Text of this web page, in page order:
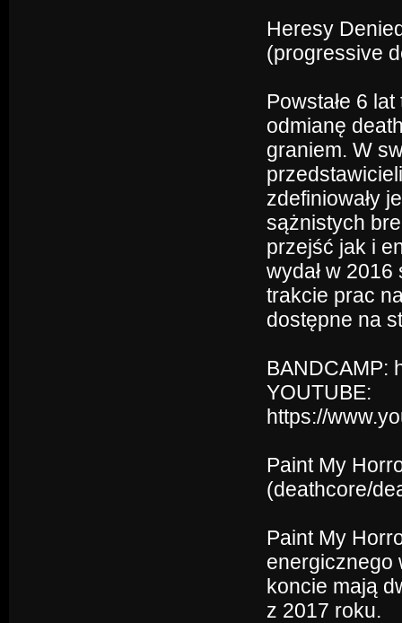
Heresy
(progressive
Powstałe 6
odmianę
graniem. W
zdefiniowały
sążnistych
przejść jak i
wydał w
trakcie prac
dostępne na
BANDCAMP:
YOUTUBE:
https://
Paint My
(deathcore/
Paint My
energicznego
koncie mają
z 2017 roku.